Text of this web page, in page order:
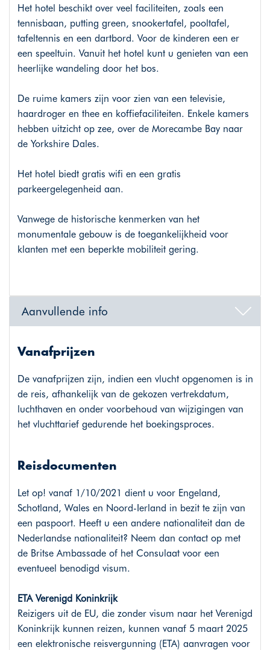
Het hotel beschikt over veel faciliteiten, zoals een
tennisbaan, putting green, snookertafel, pooltafel,
tafeltennis en een dartbord. Voor de kinderen een er
een speeltuin. Vanuit het hotel kunt u genieten van een
heerlijke wandeling door het bos.
De ruime kamers zijn voor zien van een televisie,
haardroger en thee en koffiefaciliteiten. Enkele kamers
hebben uitzicht op zee, over de Morecambe Bay naar
de Yorkshire Dales.
Het hotel biedt gratis wifi en een gratis
parkeergelegenheid aan.
Vanwege de historische kenmerken van het
monumentale gebouw is de toegankelijkheid voor
klanten met een beperkte mobiliteit gering.
Aanvullende info
Vanafprijzen
De vanafprijzen zijn, indien een vlucht opgenomen is in
de reis, afhankelijk van de gekozen vertrekdatum,
luchthaven en onder voorbehoud van wijzigingen van
het vluchttarief gedurende het boekingsproces.
Reisdocumenten
Let op! vanaf 1/10/2021 dient u voor Engeland,
Schotland, Wales en Noord-Ierland in bezit te zijn van
een paspoort. Heeft u een andere nationaliteit dan de
Nederlandse nationaliteit? Neem dan contact op met
de Britse Ambassade of het Consulaat voor een
eventueel benodigd visum.
ETA Verenigd Koninkrijk
Reizigers uit de EU, die zonder visum naar het Verenigd
Koninkrijk kunnen reizen, kunnen vanaf 5 maart 2025
een elektronische reisvergunning (ETA) aanvragen voor